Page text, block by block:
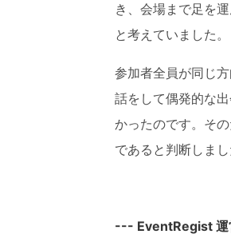
き、会場まで足を
と考えていました。
参加者全員が同じ
話をして偶発的な
かったのです。そ
であると判断しまし
--- EventRegist 運